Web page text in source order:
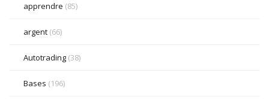
apprendre (85)
argent (66)
Autotrading (38)
Bases (196)